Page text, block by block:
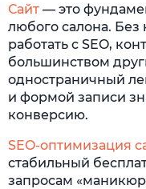
Сайт — это
любого салона.
работать с SEO,
большинством
одностраничный
и формой записи
конверсию.
SEO-оптимизация
стабильный
запросам